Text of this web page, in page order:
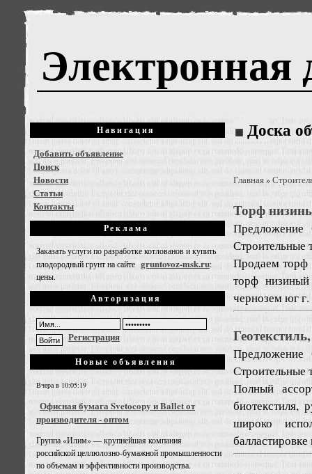
Электронная
Навигация
Добавить объявление
Поиск
Новости
Статьи
Контакты
Реклама
Заказать услуги по разработке котлованов и купить
плодородный грунт на сайте gruntovoz-msk.ru:
цены.
Авторизация
Регистрация
Новые объявления
Вчера в 10:05:19
Офисная бумага Svetocopy и Ballet от
производителя - оптом
Группа «Илим» — крупнейшая компания
российской целлюлозно-бумажной промышленности
по объемам и эффективности производства.
Доска
Главная»
Торф
Предложение
Строительные
Продаем торф
торф
чернозем юг
Предложение
Строительные
Полный
биотекстиля,
широко